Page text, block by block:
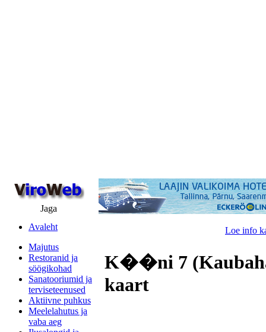
Jaga
Avaleht
Majutus
Restoranid ja
söögikohad
Sanatooriumid ja
terviseteenused
Aktiivne puhkus
Meelelahutus ja
vaba aeg
Loe info
K��ni 7
kaart